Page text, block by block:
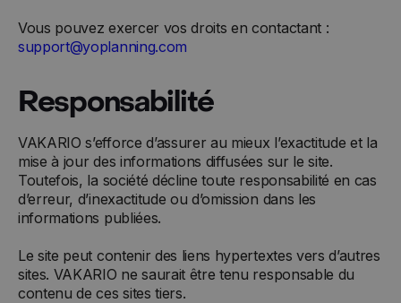
Vous pouvez exercer vos droits en contactant :
support@yoplanning.com
Responsabilité
VAKARIO s’efforce d’assurer au mieux l’exactitude et la
mise à jour des informations diffusées sur le site.
Toutefois, la société décline toute responsabilité en cas
d’erreur, d’inexactitude ou d’omission dans les
informations publiées.
Le site peut contenir des liens hypertextes vers d’autres
sites. VAKARIO ne saurait être tenu responsable du
contenu de ces sites tiers.